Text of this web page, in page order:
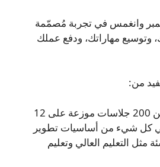
في ٤–٦ نوفمبر وانغمس في تجربة مُصمّمة
وتوسيع مهاراتك، ودفع عملك
– الانغماس في أكثر من 200 جلاسات موزعة على 12
كل شيء من أساسيات تطوير
مثل التعليم العالي وتعليم